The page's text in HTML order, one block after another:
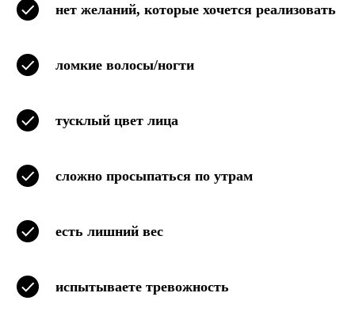
нет желаний, которые хочется реализовать
ломкие волосы/ногти
тусклый цвет лица
сложно просыпаться по утрам
есть лишний вес
испытываете тревожность